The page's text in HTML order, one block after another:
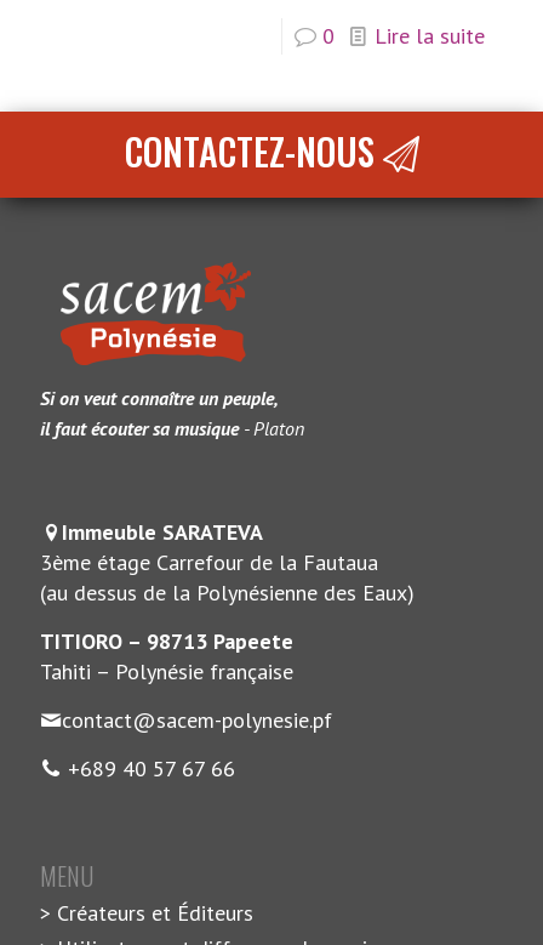
0 Lire la suite
CONTACTEZ-NOUS
Si on veut connaître un peuple,
il faut écouter sa musique - Platon
Immeuble SARATEVA
3ème étage Carrefour de la Fautaua
(au dessus de la Polynésienne des Eaux)
TITIORO – 98713 Papeete
Tahiti – Polynésie française
contact@sacem-polynesie.pf
+689 40 57 67 66
MENU
Créateurs et Éditeurs